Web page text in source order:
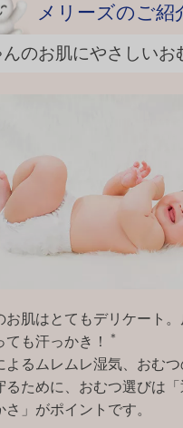
メリーズのご紹
のお肌にやさしいお
お肌はとてもデリケート
も汗っかき！
＊
よるムレムレ湿気、おむ
るために、おむつ選びは
さ」がポイントです。